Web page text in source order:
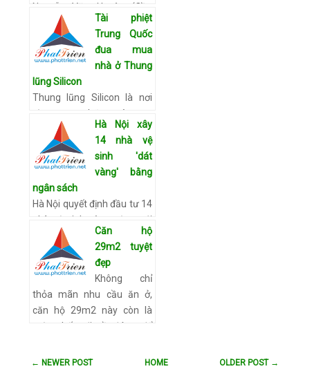
Nguyễn Văn Huyên (Cầu
Giấy) rộng 14cm, dài
10,85m được rao bán một
tỷ đồng. Ông Nguyễn
Phương Châm (P.Quan
Hoa, Q.Cầu Giấy, Hà Nộ…
Xem chi tiết
Tài phiệt
Trung Quốc
đua mua
nhà ở Thung
lũng Silicon
Thung lũng Silicon là nơi
tập trung những công ty
công nghệ hàng đầu thế
giới, đồng thời là điểm đến
hứa hẹn của nhiều người
giàu Trung Quốc đang tì…
Xem chi tiết
Hà Nội xây
14 nhà vệ
sinh 'dát
vàng' bằng
ngân sách
Hà Nội quyết định đầu tư 14
nhà vệ sinh công cộng với
tổng mức đầu tư 15 tỷ
đồng được lấy từ tiền ngân
sách của thành phố. Quyết
định trên do Phó Chủ …
Xem chi tiết
Căn hộ
29m2 tuyệt
đẹp
Không chỉ
thỏa mãn nhu cầu ăn ở,
căn hộ 29m2 này còn là
một chốn đi về đáng để
ước.Để giải bài toán lớn
← NEWER POST OLDER POST →
HOME